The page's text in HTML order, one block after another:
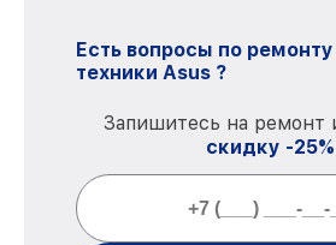
Есть вопросы по ремонту
техники Asus ?
Запишитесь на ремонт
скидку -25%